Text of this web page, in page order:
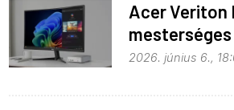
Acer Veriton
helyben
2026. június 6.,